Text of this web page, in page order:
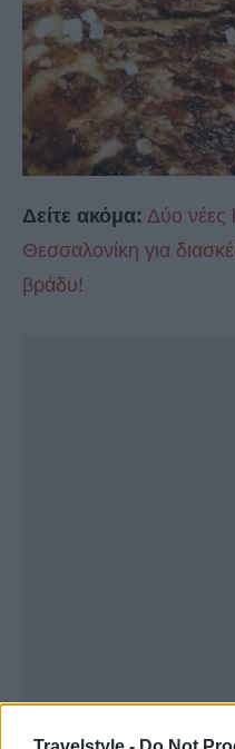
Δείτε ακόμα: Δύο νέες
Θεσσαλονίκη για
βράδυ!